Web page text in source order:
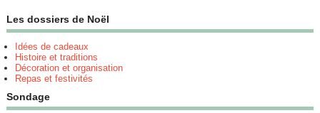
Les dossiers de Noël
Idées de cadeaux
Histoire et traditions
Décoration et organisation
Repas et festivités
Sondage